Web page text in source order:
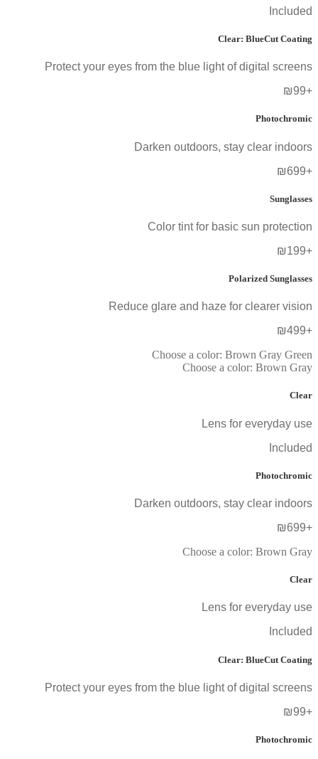
Included
Clear: BlueCut Coating
Protect your eyes from the blue light of digital screens
+₪99
Photochromic
Darken outdoors, stay clear indoors
+₪699
Sunglasses
Color tint for basic sun protection
+₪199
Polarized Sunglasses
Reduce glare and haze for clearer vision
+₪499
Choose a color: Brown Gray Green
Choose a color: Brown Gray
Clear
Lens for everyday use
Included
Photochromic
Darken outdoors, stay clear indoors
+₪699
Choose a color: Brown Gray
Clear
Lens for everyday use
Included
Clear: BlueCut Coating
Protect your eyes from the blue light of digital screens
+₪99
Photochromic